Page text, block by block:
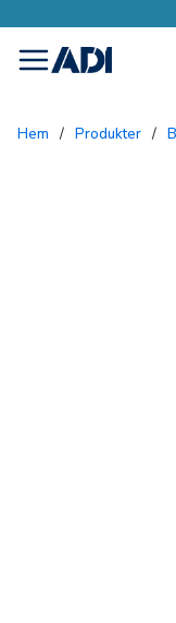
menu
Hem / Produkter /